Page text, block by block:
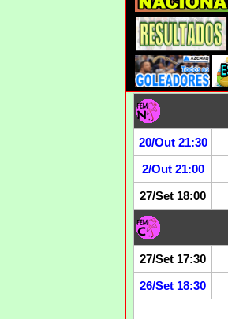
20/Out 21:30
2/Out 21:00
27/Set 18:00
27/Set 17:30
26/Set 18:30